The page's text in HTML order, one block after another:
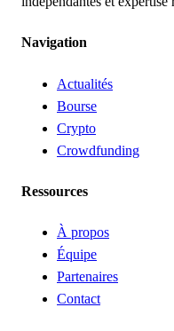
Navigation
Actualités
Bourse
Crypto
Crowdfunding
Ressources
À propos
Équipe
Partenaires
Contact